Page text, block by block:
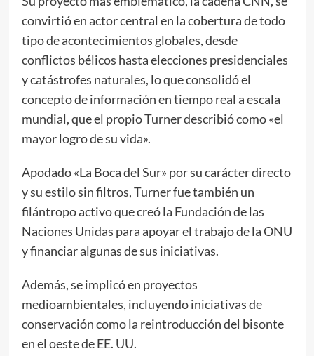
convirtió en actor central en la cobertura de todo
tipo de acontecimientos globales, desde
conflictos bélicos hasta elecciones presidenciales
y catástrofes naturales, lo que consolidó el
concepto de información en tiempo real a escala
mundial, que el propio Turner describió como «el
mayor logro de su vida».
Apodado «La Boca del Sur» por su carácter directo
y su estilo sin filtros, Turner fue también un
filántropo activo que creó la Fundación de las
Naciones Unidas para apoyar el trabajo de la ONU
y financiar algunas de sus iniciativas.
Además, se implicó en proyectos
medioambientales, incluyendo iniciativas de
conservación como la reintroducción del bisonte
en el oeste de EE. UU.